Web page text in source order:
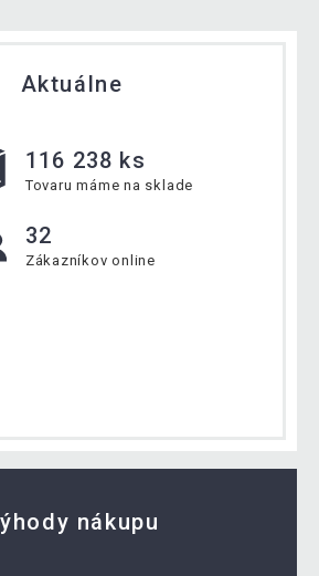
Aktuálne
116 238 ks
Tovaru máme na sklade
32
Zákazníkov online
nákupu